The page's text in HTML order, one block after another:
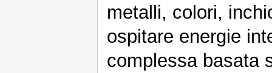
metalli, colori,
ospitare energie
complessa basata